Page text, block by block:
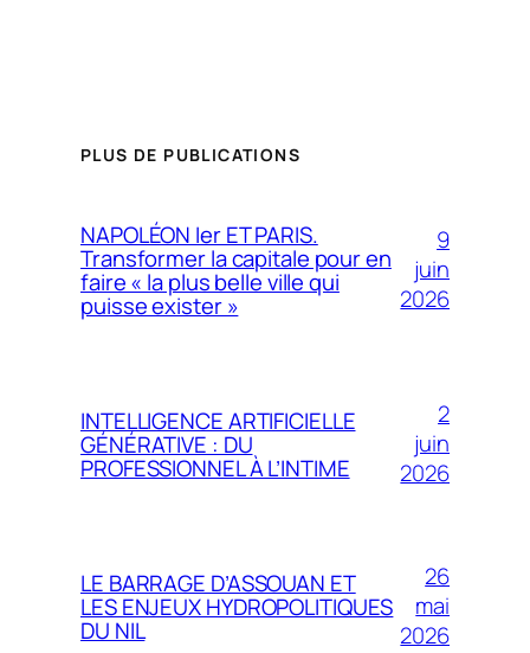
PLUS DE PUBLICATIONS
NAPOLÉON Ier ET PARIS.
Transformer la capitale pour en
faire « la plus belle ville qui
puisse exister »
9
juin
2026
INTELLIGENCE ARTIFICIELLE
GÉNÉRATIVE : DU
PROFESSIONNEL À L’INTIME
2
juin
2026
LE BARRAGE D’ASSOUAN ET
LES ENJEUX HYDROPOLITIQUES
DU NIL
26
mai
2026